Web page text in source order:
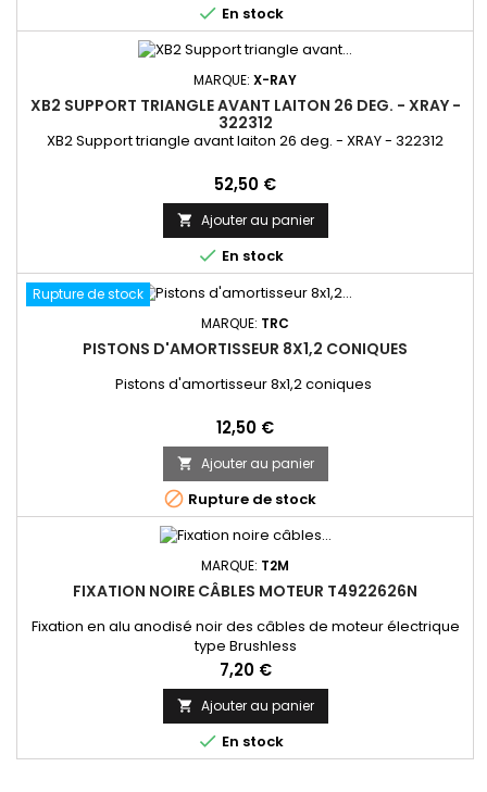
 En stock
MARQUE: X-RAY
XB2 SUPPORT TRIANGLE AVANT LAITON 26 DEG. - XRAY -
322312
XB2 Support triangle avant laiton 26 deg. - XRAY - 322312
Prix
52,50 €
 Ajouter au panier
 En stock
Rupture de stock
MARQUE: TRC
PISTONS D'AMORTISSEUR 8X1,2 CONIQUES
Pistons d'amortisseur 8x1,2 coniques
Prix
12,50 €
 Ajouter au panier
 Rupture de stock
MARQUE: T2M
FIXATION NOIRE CÂBLES MOTEUR T4922626N
Fixation en alu anodisé noir des câbles de moteur électrique
type Brushless
Prix
7,20 €
 Ajouter au panier
 En stock